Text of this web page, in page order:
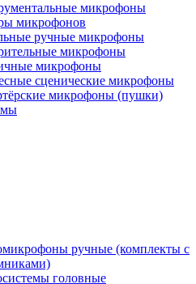
микрофоны
микрофонов
ручные микрофоны
микрофоны
микрофоны
сценические микрофоны
микрофоны (пушки)
ручные (комплекты с
головные